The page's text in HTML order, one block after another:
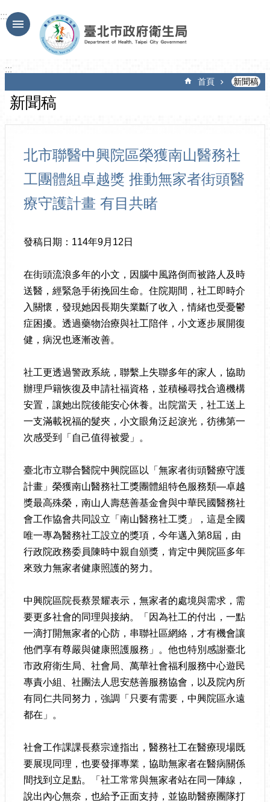
跳到主要內容區塊
:::
:::
首頁 新聞稿
新聞稿
北市聯醫中興院區榮獲南山醫務社
工團體組卓越獎 推動無家者街頭醫
療守護計畫 有目共睹
發稿日期：114年9月12日
在街頭流浪多年的小文，因腦中風路倒而被路人及時
送醫，經緊急手術挽回生命。住院期間，社工即時介
入關懷，發現她因長期失業斷了收入，情緒也受憂鬱
症困擾。透過藥物治療與社工陪伴，小文逐步展開復
健，病況也逐漸改善。
社工更透過警政系統，聯繫上失聯多年的家人，協助
辦理戶籍恢復及申請社福資格，並積極尋找合適機構
安置，讓她出院後能安心休養。出院當天，社工送上
一支滿載祝福的髮夾，小文眼角泛起淚光，彷彿第一
次感受到「自己值得被愛」。
臺北市立聯合醫院中興院區以「無家者街頭醫療守護
計畫」榮獲南山醫務社工獎團體組特色服務類—卓越
獎最高殊榮，南山人壽慈善基金會與中華民國醫務社
會工作協會共同設立「南山醫務社工獎」，這是全國
唯一專為醫務社工設立的獎項，今年邁入第8屆，由
行政院政務委員陳時中親自頒獎，肯定中興院區多年
來致力無家者健康照護的努力。
中興院區院長蔡景耀表示，無家者的處境與需求，需
要更多社會的同理與接納。「因為社工的付出，一點
一滴打開無家者的心防，串聯社區網絡，才有機會讓
他們享有尊嚴與健康照護服務」。他也特別感謝臺北
市政府衛生局、社會局、萬華社會福利服務中心遊民
專責小組、社團法人思安慈善服務協會，以及院內所
有同仁共同努力，強調「只要有需要，中興院區永遠
都在」。
社會工作課課長蔡宗達指出，醫務社工在醫療現場既
要展現同理，也要發揮專業，協助無家者在醫病關係
間找到立足點。「社工常常與無家者站在同一陣線，
說出內心無奈，也給予正面支持，並協助醫療團隊打